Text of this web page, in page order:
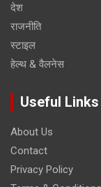
देश
राजनीति
स्टाइल
हेल्थ & वैलनेस
Useful Links
About Us
Contact
Privacy Policy